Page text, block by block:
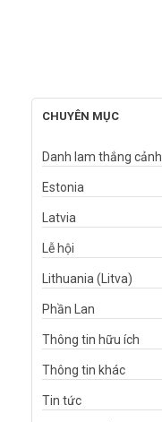
CHUYÊN MỤC
Danh lam thắng cảnh
Estonia
Latvia
Lễ hội
Lithuania (Litva)
Phần Lan
Thông tin hữu ích
Thông tin khác
Tin tức